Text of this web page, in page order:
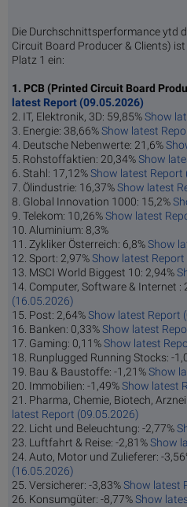
Die Durchschnittsperformance ytd
Circuit Board Producer & Clients)
Platz 1 ein:
1. PCB (Printed Circuit Board
latest Report (09.05.2026)
2. IT, Elektronik, 3D: 59,85%Show
3. Energie: 38,66%Show latest
4. Deutsche Nebenwerte: 21,6%
5. Rohstoffaktien: 20,34%Show
6. Stahl: 17,12%Show latest Report
7. Ölindustrie: 16,37%Show latest
8. Global Innovation 1000: 15,2%
9. Telekom: 10,26%Show latest
10. Aluminium: 8,3%
11. Zykliker Österreich: 6,8%Show
12. Sport: 2,97%Show latest
13. MSCI World Biggest 10: 2,94%
14. Computer, Software & Internet :
(16.05.2026)
15. Post: 2,64%Show latest Report
16. Banken: 0,33%Show latest
17. Gaming: 0,11%Show latest
18. Runplugged Running Stocks: -
19. Bau & Baustoffe: -1,21%Show
20. Immobilien: -1,49%Show latest
21. Pharma, Chemie, Biotech,
latest Report (09.05.2026)
22. Licht und Beleuchtung: -2,77%
23. Luftfahrt & Reise: -2,81%Show
24. Auto, Motor und Zulieferer: -
(16.05.2026)
25. Versicherer: -3,83%Show latest
26. Konsumgüter: -8,77%Show